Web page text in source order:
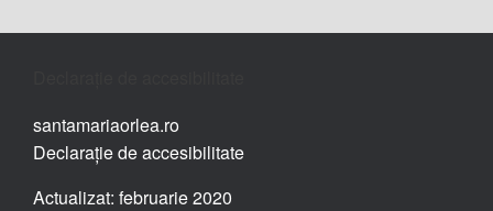
santamariaorlea.ro
Declarație de accesibilitate
Actualizat: februarie 2020